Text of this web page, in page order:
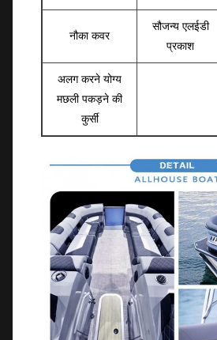
नौका कवर
सौजन्य एलईडी
प्रकाश
अलग करने योग्य
मछली पकड़ने की
कुर्सी